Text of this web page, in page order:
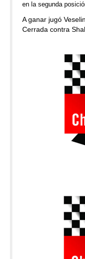
en la segunda
A ganar jugó
Cerrada contra